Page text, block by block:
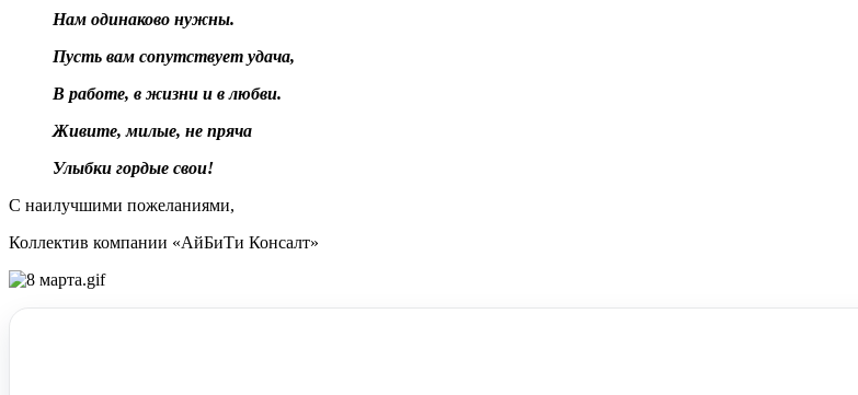
Нам одинаково нужны.
Пусть вам сопутствует удача,
В работе, в жизни и в любви.
Живите, милые, не пряча
Улыбки гордые свои!
С наилучшими пожеланиями,
Коллектив компании «АйБиТи Консалт»